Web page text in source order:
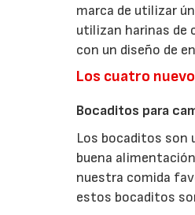
marca de utilizar
utilizan harinas de
con un diseño de
Los cuatro
Bocaditos para
Los bocaditos son
buena
nuestra comida
estos bocaditos